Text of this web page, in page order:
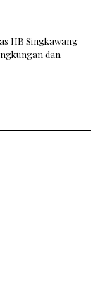
IIB Singkawang
dan